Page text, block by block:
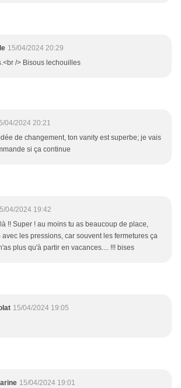
15/04/2024 20:29
/> Bisous lechouilles
04/2024 20:21
de changement, ton vanity est superbe; je vais
si ça continue
04/2024 19:42
!! Super ! au moins tu as beaucoup de place,
les pressions, car souvent les fermetures ça
plus qu'à partir en vacances.... !!! bises
15/04/2024 19:05
15/04/2024 19:01